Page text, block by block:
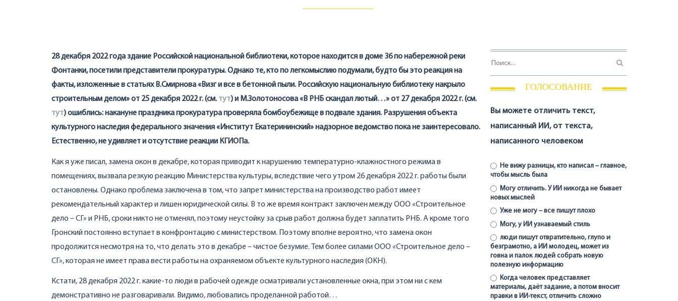
28 декабря 2022 года здание Российской национальной библиотеки, которое находится в доме 36 по набережной реки
Фонтанки, посетили представители прокуратуры. Однако те, кто по легкомыслию подумали, будто бы это реакция на
факты, изложенные в статьях В.Смирнова «Визг и все в бетонной пыли. Российскую национальную библиотеку накрыло
строительным делом» от 25 декабря 2022 г. (см. тут) и М.Золотоносова «В РНБ скандал лютый…» от 27 декабря 2022 г. (см.
тут) ошиблись: накануне праздника прокуратура проверяла бомбоубежище в подвале здания. Разрушения объекта
культурного наследия федерального значения «Институт Екатерининский» надзорное ведомство пока не заинтересовало.
Естественно, не удивляет и отсутствие реакции КГИОПа.
Как я уже писал, замена окон в декабре, которая приводит к нарушению температурно-клажностного режима в
помещениях, вызвала резкую реакцию Министерства культуры, вследствие чего утром 26 декабря 2022 г. работы были
остановлены. Однако проблема заключена в том, что запрет министерства на производство работ имеет
рекомендательный характер и лишен юридической силы. В то же время контракт заключен между ООО «Строительное
дело – СГ» и РНБ, сроки никто не отменял, поэтому неустойку за срыв работ должна будет заплатить РНБ. А кроме того
Гронский постоянно вступает в конфронтацию с министерством. Поэтому вполне вероятно, что замена окон
продолжится несмотря на то, что делать это в декабре – чистое безумие. Тем более силами ООО «Строительное дело –
СГ», которая не имеет права вести работы на охраняемом объекте культурного наследия (ОКН).
Кстати, 28 декабря 2022 г. какие-то люди в рабочей одежде осматривали установленные окна, при этом ни с кем
демонстративно не разговаривали. Видимо, любовались проделанной работой…
ГОЛОСОВАНИЕ
Вы можете отличить текст,
написанный ИИ, от текста,
написанного человеком
Не вижу разницы, кто написал – главное,
чтобы мысль была
Могу отличить. У ИИ никогда не бывает
новых мыслей
Уже не могу – все пишут плохо
Могу, у ИИ узнаваемый стиль
люди пишут отвратительно, глупо и
безграмотно, а ИИ молодец, может из
говна и палок людей собрать новую
полезную информацию
Когда человек представляет
материалы, даёт задание, а потом вносит
правки в ИИ-текст, отличить сложно